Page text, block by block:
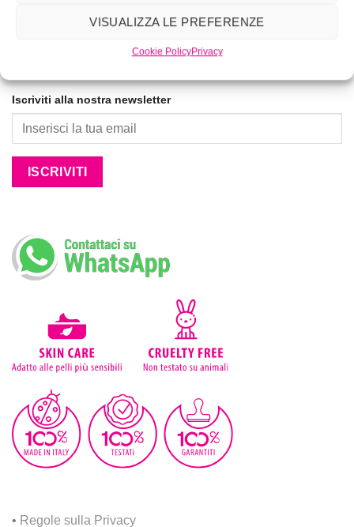
VISUALIZZA LE PREFERENZE
Cookie PolicyPrivacy
Iscriviti alla nostra newsletter
• Regole sulla Privacy